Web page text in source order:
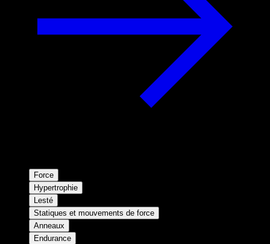
Force
Hypertrophie
Lesté
Statiques et mouvements de force
Anneaux
Endurance